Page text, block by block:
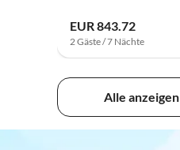
EUR 843.72
2 Gäste / 7 Nächte
Alle anzeigen